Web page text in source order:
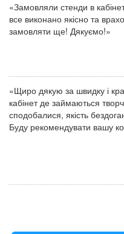
«Замовляли стенди в
все виконано якісно та
замовляти ще! Дякуємо!»
«Щиро дякую за швидку і
кабінет де займаються
сподобалися, якість
Буду рекомендувати вашу